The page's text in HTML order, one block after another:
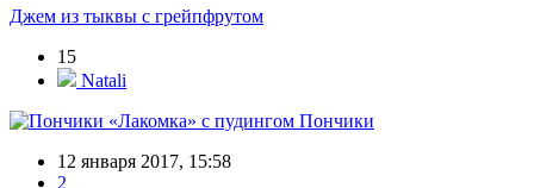
Джем из тыквы с грейпфрутом
15
Natali
Пончики
12 января 2017, 15:58
2